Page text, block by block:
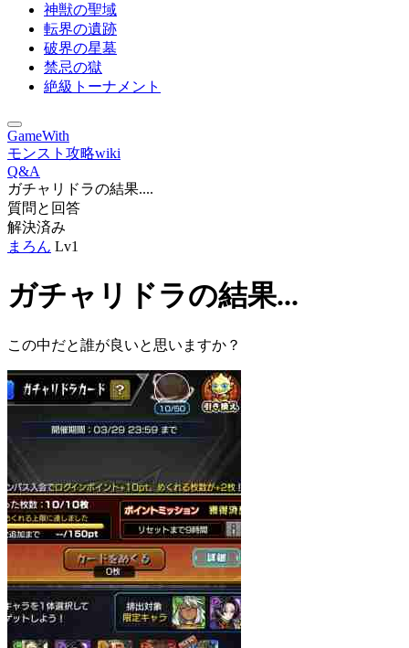
神獣の聖域
転界の遺跡
破界の星墓
禁忌の獄
絶級トーナメント
GameWith
モンスト攻略wiki
Q&A
ガチャリドラの結果....
質問と回答
解決済み
まろん Lv1
ガチャリドラの結果...
この中だと誰が良いと思いますか？